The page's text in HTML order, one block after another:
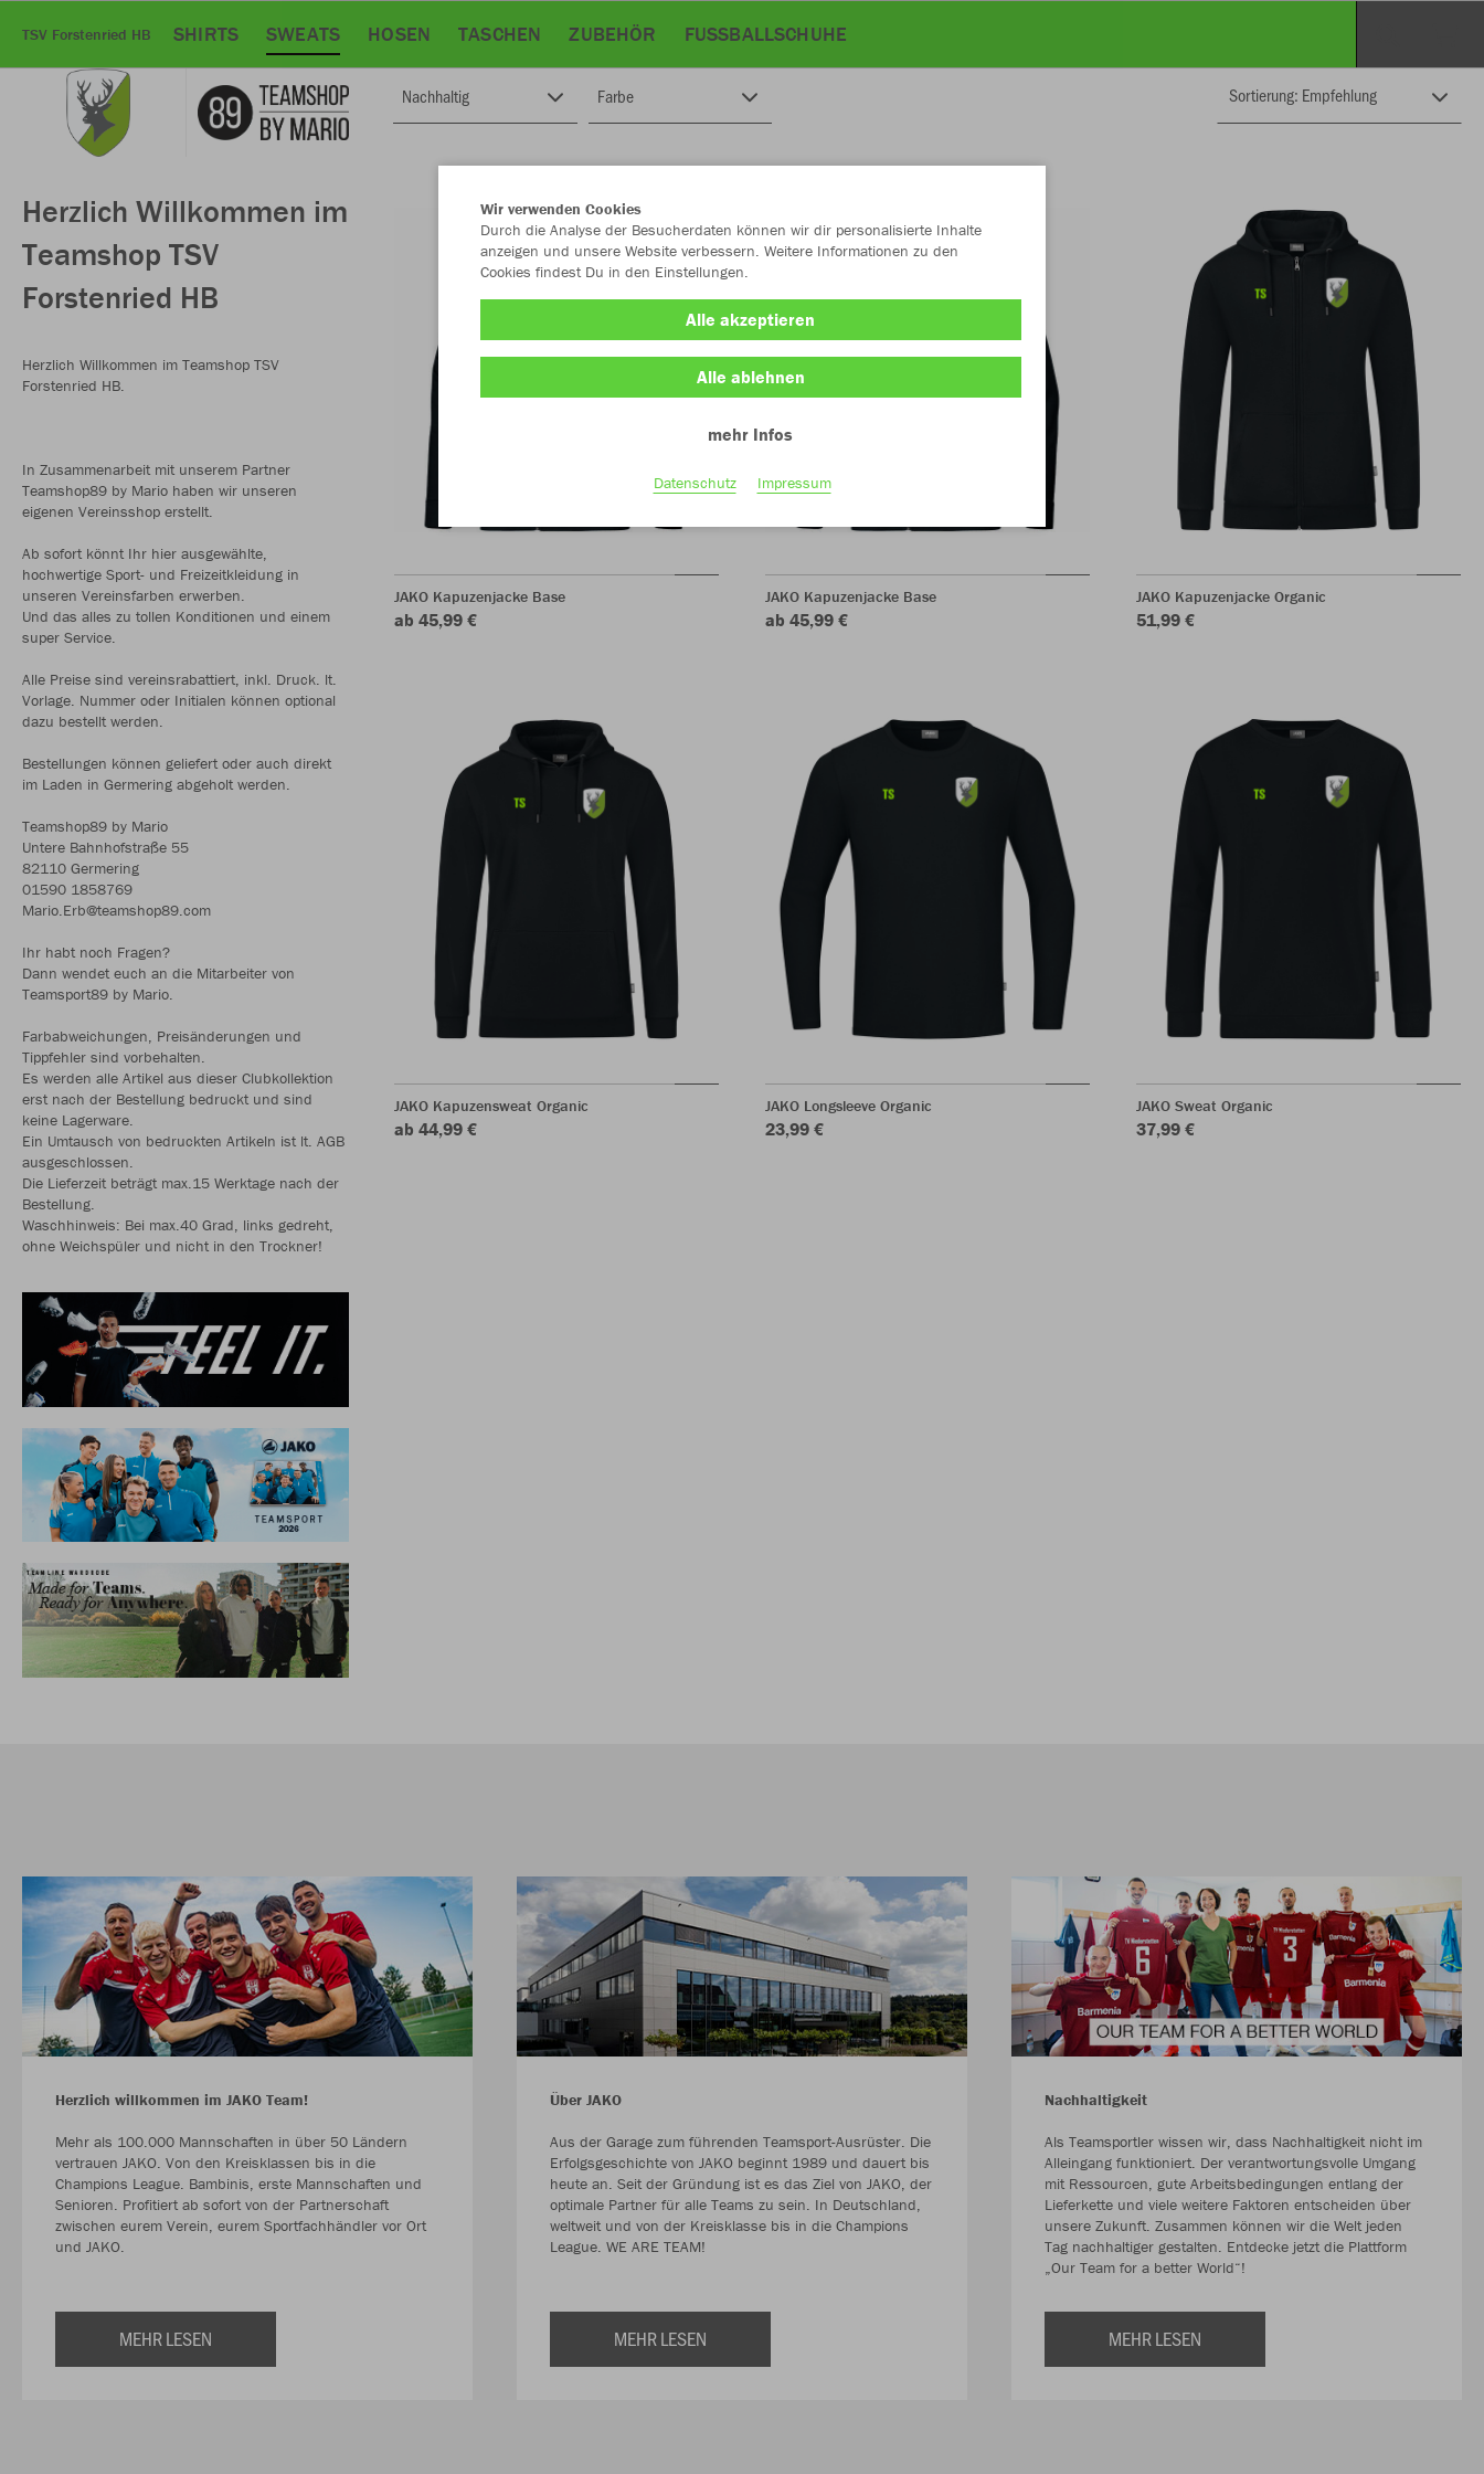
TSV Forstenried HB SHIRTS SWEATS HOSEN TASCHEN ZUBEHÖR FUSSBALLSCHUHE
Herzlich Willkommen im
Teamshop TSV
Forstenried HB
Herzlich Willkommen im Teamshop TSV
Forstenried HB.
In Zusammenarbeit mit unserem Partner
Teamshop89 by Mario haben wir unseren
eigenen Vereinsshop erstellt.
Ab sofort könnt Ihr hier ausgewählte,
hochwertige Sport- und Freizeitkleidung in
unseren Vereinsfarben erwerben.
Und das alles zu tollen Konditionen und einem
super Service.
Alle Preise sind vereinsrabattiert, inkl. Druck. lt.
Vorlage. Nummer oder Initialen können optional
dazu bestellt werden.
Bestellungen können geliefert oder auch direkt
im Laden in Germering abgeholt werden.
Teamshop89 by Mario
Untere Bahnhofstraße 55
82110 Germering
01590 1858769
Mario.Erb@teamshop89.com
Ihr habt noch Fragen?
Dann wendet euch an die Mitarbeiter von
Teamsport89 by Mario.
Farbabweichungen, Preisänderungen und
Tippfehler sind vorbehalten.
Es werden alle Artikel aus dieser Clubkollektion
erst nach der Bestellung bedruckt und sind
keine Lagerware.
Ein Umtausch von bedruckten Artikeln ist lt. AGB
ausgeschlossen.
Die Lieferzeit beträgt max.15 Werktage nach der
Bestellung.
Waschhinweis: Bei max.40 Grad, links gedreht,
ohne Weichspüler und nicht in den Trockner!
Nachhaltig Farbe
JAKO Kapuzenjacke Base
ab 45,99 €
JAKO Kapuzenjacke Base
ab 45,99 €
JAKO Kapuzenjacke Organic
51,99 €
JAKO Kapuzensweat Organic
ab 44,99 €
JAKO Longsleeve Organic
23,99 €
JAKO Sweat Organic
37,99 €
Herzlich willkommen im JAKO Team!
Mehr als 100.000 Mannschaften in über 50 Ländern
vertrauen JAKO. Von den Kreisklassen bis in die
Champions League. Bambinis, erste Mannschaften und
Senioren. Profitiert ab sofort von der Partnerschaft
zwischen eurem Verein, eurem Sportfachhändler vor Ort
und JAKO.
MEHR LESEN
Über JAKO
Aus der Garage zum führenden Teamsport-Ausrüster. Die
Erfolgsgeschichte von JAKO beginnt 1989 und dauert bis
heute an. Seit der Gründung ist es das Ziel von JAKO, der
optimale Partner für alle Teams zu sein. In Deutschland,
weltweit und von der Kreisklasse bis in die Champions
League. WE ARE TEAM!
MEHR LESEN
Nachhaltigkeit
Als Teamsportler wissen wir, dass Nachhaltigkeit nicht im
Alleingang funktioniert. Der verantwortungsvolle Umgang
mit Ressourcen, gute Arbeitsbedingungen entlang der
Lieferkette und viele weitere Faktoren entscheiden über
unsere Zukunft. Zusammen können wir die Welt jeden
Tag nachhaltiger gestalten. Entdecke jetzt die Plattform
„Our Team for a better World“!
MEHR LESEN
Wir verwenden Cookies
Durch die Analyse der Besucherdaten können wir dir personalisierte Inhalte
anzeigen und unsere Website verbessern. Weitere Informationen zu den
Cookies findest Du in den Einstellungen.
Alle akzeptieren
Alle ablehnen
mehr Infos
Datenschutz Impressum